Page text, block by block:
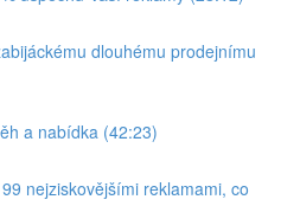
dlouhému prodejnímu
a nabídka (42:23)
nejziskovějšími reklamami, co